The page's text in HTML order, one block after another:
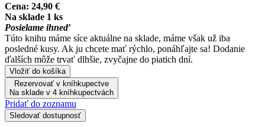
Cena: 24,90 €
Na sklade 1 ks
Posielame ihneď
Túto knihu máme síce aktuálne na sklade, máme však už iba
posledné kusy. Ak ju chcete mať rýchlo, ponáhľajte sa! Dodanie
ďalších môže trvať dlhšie, zvyčajne do piatich dní.
Vložiť do košíka
Rezervovať v kníhkupectve
Na sklade v 4 kníhkupectvách
Pridať do zoznamu
Sledovať dostupnosť